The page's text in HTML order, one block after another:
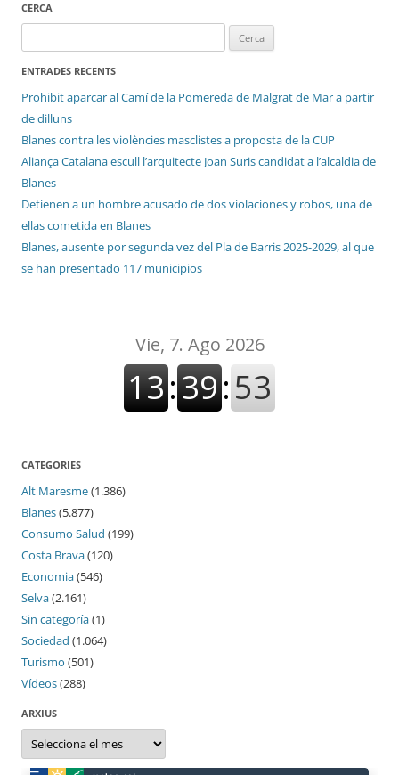
CERCA
ENTRADES RECENTS
Prohibit aparcar al Camí de la Pomereda de Malgrat de Mar a partir
de dilluns
Blanes contra les violències masclistes a proposta de la CUP
Aliança Catalana escull l’arquitecte Joan Suris candidat a l’alcaldia de
Blanes
Detienen a un hombre acusado de dos violaciones y robos, una de
ellas cometida en Blanes
Blanes, ausente por segunda vez del Pla de Barris 2025-2029, al que
se han presentado 117 municipios
CATEGORIES
Alt Maresme(1.386)
Blanes(5.877)
Consumo Salud (199)
Costa Brava(120)
Economia(546)
Selva(2.161)
Sin categoría(1)
Sociedad (1.064)
Turismo (501)
Vídeos(288)
ARXIUS
Arxius